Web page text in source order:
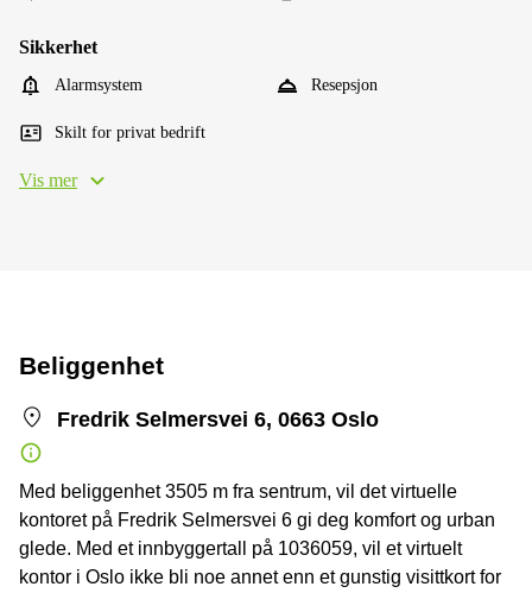
Sikkerhet
Alarmsystem Resepsjon
Skilt for privat bedrift
Vis mer
Beliggenhet
Fredrik Selmersvei 6, 0663 Oslo
Med beliggenhet 3505 m fra sentrum, vil det virtuelle
kontoret på Fredrik Selmersvei 6 gi deg komfort og urban
glede. Med et innbyggertall på 1036059, vil et virtuelt
kontor i Oslo ikke bli noe annet enn et gunstig visittkort for